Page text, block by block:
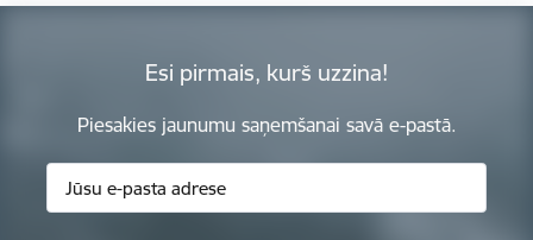
Esi pirmais, kurš uzzina!
Piesakies jaunumu saņemšanai savā e-pastā.